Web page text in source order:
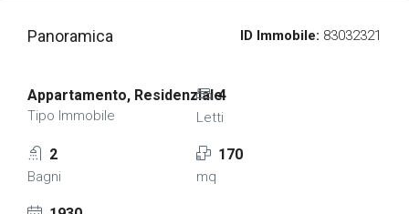
Panoramica ID Immobile: 83032321
Appartamento, Residenziale
Tipo Immobile
4
Letti
2
Bagni
170
mq